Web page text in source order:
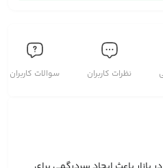
نظرات کاربران سوالات کاربران